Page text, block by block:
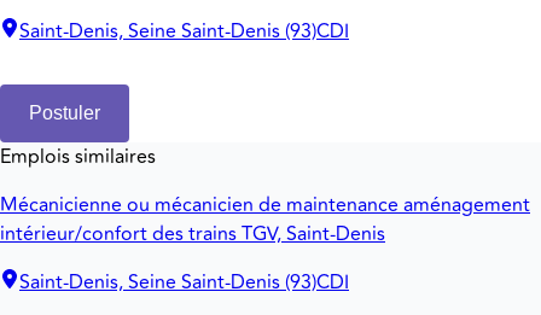
Saint-Denis, Seine Saint-Denis (93)CDI
Postuler
Emplois similaires
Mécanicienne ou mécanicien de maintenance aménagement
intérieur/confort des trains TGV, Saint-Denis
Saint-Denis, Seine Saint-Denis (93)CDI